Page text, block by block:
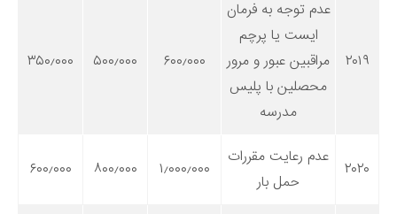
۲۰۱۹
عدم توجه به فرمان
ایست یا پرچم
مراقبین عبور و مرور
محصلین با پلیس
مدرسه
۶۰۰٫۰۰۰ ۵۰۰٫۰۰۰ ۳۵۰٫۰۰۰
۲۰۲۰
عدم رعایت مقررات
حمل بار
۱٫۰۰۰٫۰۰۰ ۸۰۰٫۰۰۰ ۶۰۰٫۰۰۰